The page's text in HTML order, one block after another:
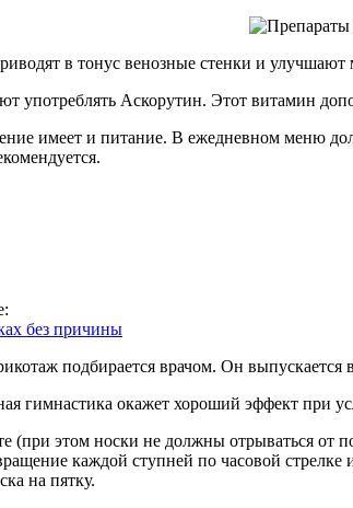
в тонус венозные стенки и
употреблять Аскорутин. Этот витамин
имеет и питание. В ежедневном меню
без причины
подбирается врачом. Он выпускается
гимнастика окажет хороший эффект при
(при этом носки не должны отрываться от
каждой ступней по часовой стрелке
на пятку.